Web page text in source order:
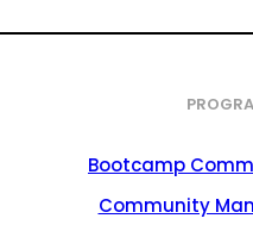
Bootcamp
Community